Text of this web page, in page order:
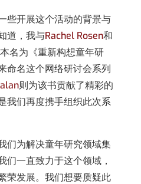
些开展这个活动的背景与
道，我与Rachel Rosen和
名为《重新构想童年研
命名这个网络研讨会系列
则为该书贡献了精彩的
我们再度携手组织此次系
们为解决童年研究领域集
们一直致力于这个领域，
荣发展。我们想要质疑此